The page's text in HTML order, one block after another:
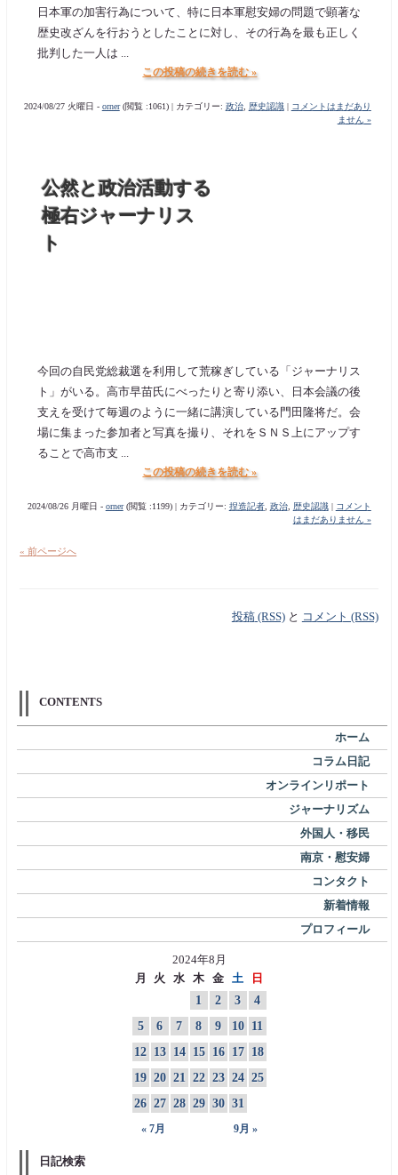
日本軍の加害行為について、特に日本軍慰安婦の問題で顕著な
歴史改ざんを行おうとしたことに対し、その行為を最も正しく
批判した一人は ...
この投稿の続きを読む »
2024/08/27 火曜日 - orner(閲覧 :1061) | カテゴリー: 政治, 歴史認識|
コメントはまだあり
ません »
公然と政治活動する
極右ジャーナリス
ト
今回の自民党総裁選を利用して荒稼ぎしている「ジャーナリス
ト」がいる。高市早苗氏にべったりと寄り添い、日本会議の後
支えを受けて毎週のように一緒に講演している門田隆将だ。会
場に集まった参加者と写真を撮り、それをＳＮＳ上にアップす
ることで高市支 ...
この投稿の続きを読む »
2024/08/26 月曜日 - orner(閲覧 :1199) | カテゴリー: 捏造記者, 政治, 歴史認識|
コメント
はまだありません »
« 前ページへ
投稿 (RSS)と コメント (RSS)
CONTENTS
ホーム
コラム日記
オンラインリポート
ジャーナリズム
外国人・移民
南京・慰安婦
コンタクト
新着情報
プロフィール
2024年8月
月
火 水 木 金 土 日
« 7月 9月 »
1 2 3
4
5
6 7 8 9 10
11
12 13 14 15 16 17
18
19 20 21 22 23 24 25
26 27 28 29 30 31
日記検索